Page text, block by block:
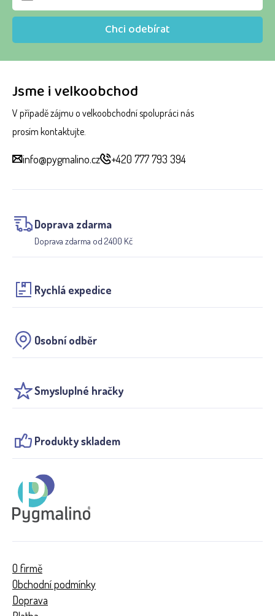
Jsme i velkoobchod
V případě zájmu o velkoobchodní spolupráci nás
prosím kontaktujte.
info@pygmalino.cz +420 777 793 394
Doprava zdarma
Doprava zdarma od 2400 Kč
Rychlá expedice
Osobní odběr
Smysluplné hračky
Produkty skladem
Chci odebírat
O firmě
Obchodní podmínky
Doprava